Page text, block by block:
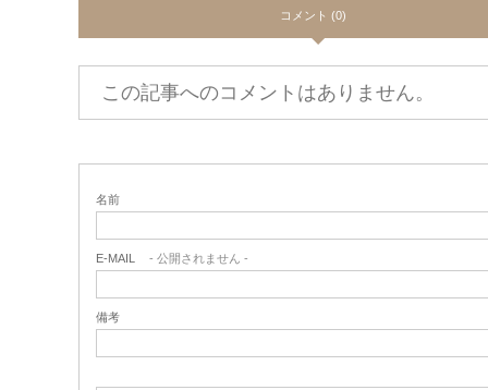
コメント (0)
この記事へのコメントはありません。
名前
E-MAIL - 公開されません -
備考